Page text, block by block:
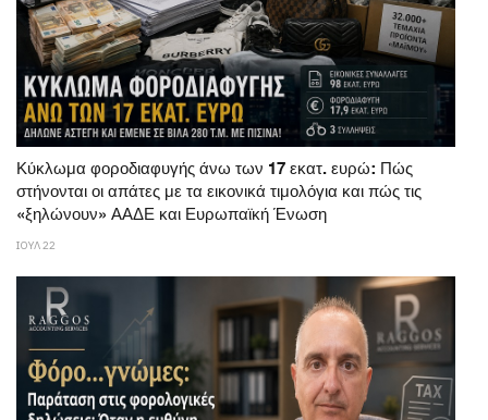
Κύκλωμα φοροδιαφυγής άνω των 17 εκατ. ευρώ: Πώς
στήνονται οι απάτες με τα εικονικά τιμολόγια και πώς τις
«ξηλώνουν» ΑΑΔΕ και Ευρωπαϊκή Ένωση
ΙΟΥΛ 22